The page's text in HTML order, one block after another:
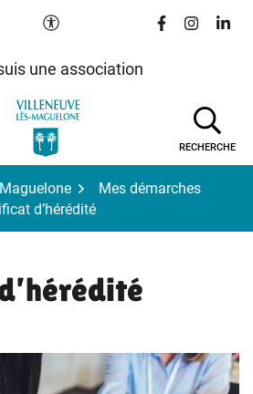
Paramètres d'accessibilité
Lien vers le
Lien vers
Lien
une association
RECHERCHE
Mes démarches
d’hérédité